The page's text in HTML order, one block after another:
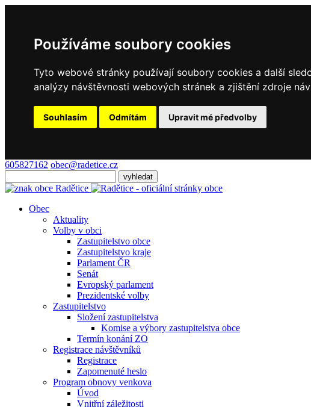
Používáme soubory cookies
Tyto webové stránky používají soubory cookies a další
analýzy návštěvnosti webových stránek a zjištění zdroje
Souhlasím Odmítám Upravit mé předvolby
605827162 obec@radetice.cz
Obec
Aktuality
Volby v obci
Zastupitelstvo obce
Zastupitelstvo kraje
Parlament ČR
Senát
Evropský parlament
Prezidentské volby
Zastupitelstvo
Složení zastupitelstva
Komise a výbory zastupitelstva obce
Termín konání ZO
Registrace návštěvníků
Registrace
Zapomenuté heslo
Program obnovy venkova
Úvod
Vnitřní záležitosti